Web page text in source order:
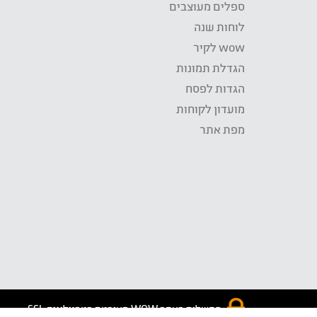
ספלים מעוצבים
לוחות שנה
wow לקיר
הגדלת תמונות
הגדות לפסח
מועדון לקוחות
מפת אתר
התשלום באתר WOW מאובטח בטכנולוגית SSL